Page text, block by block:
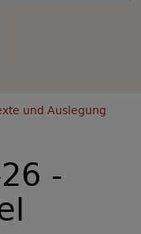
und Auslegung
-